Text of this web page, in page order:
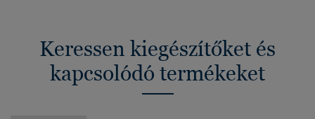
Keressen kiegészítőket és
kapcsolódó termékeket